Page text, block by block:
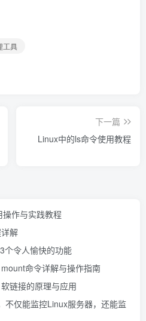
工具
下一篇
Linux中的ls命令使用教程
作与实践教程
解
个令人愉快的功能
命令详解与操作指南
链接的原理与应用
不仅能监控Linux服务器，还能监